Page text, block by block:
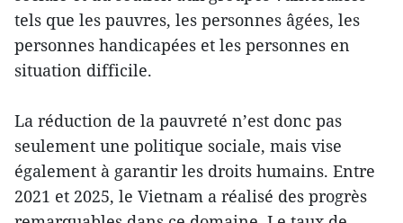
tels que les pauvres, les personnes âgées, les
personnes handicapées et les personnes en
situation difficile.
La réduction de la pauvreté n’est donc pas
seulement une politique sociale, mais vise
également à garantir les droits humains. Entre
2021 et 2025, le Vietnam a réalisé des progrès